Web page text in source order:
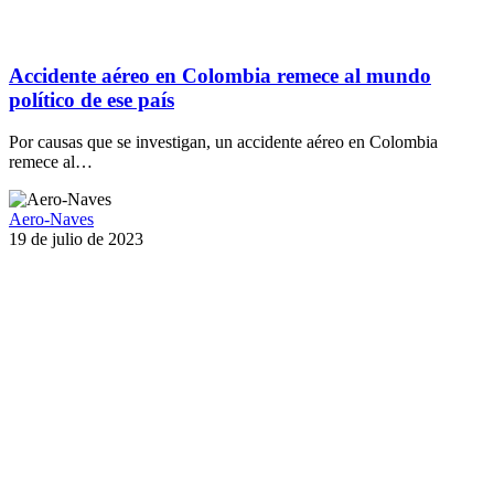
Accidente aéreo en Colombia remece al mundo
político de ese país
Por causas que se investigan, un accidente aéreo en Colombia
remece al…
Aero-Naves
19 de julio de 2023